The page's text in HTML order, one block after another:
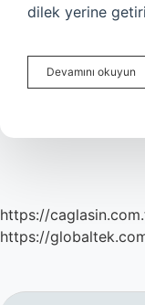
dilek yerine
Devamını okuyun
https://
https://